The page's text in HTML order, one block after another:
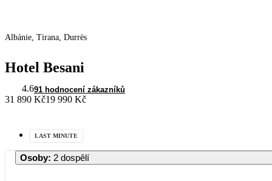
Albánie, Tirana, Durrës
Hotel Besani
4.691 hodnocení zákazníků
31 890 Kč19 990 Kč
LAST MINUTE
Osoby: 2 dospělí